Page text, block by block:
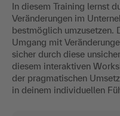
In diesem Training lernst
Veränderungen im
bestmöglich umzusetzen.
Umgang mit
sicher durch diese
diesem interaktiven
der pragmatischen
in deinem individuellen